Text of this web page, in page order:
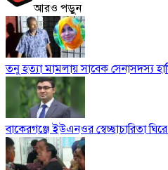
আরও পড়ুন
তনু হত্যা মামলায় সাবেক সেনাসদস্য
বাকেরগঞ্জে ইউএনওর স্বেচ্ছাচারিতা